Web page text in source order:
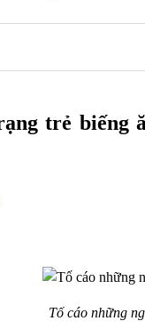
trẻ
Tố cáo những